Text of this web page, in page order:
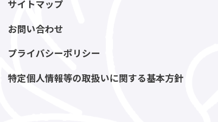
サイトマップ
お問い合わせ
プライバシーポリシー
特定個人情報等の取扱いに関する基本方針